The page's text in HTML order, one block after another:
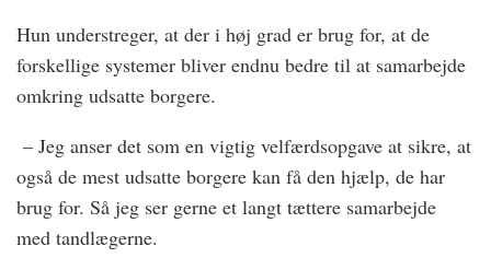
Hun understreger, at der i høj grad er brug for, at de
forskellige systemer bliver endnu bedre til at samarbejde
omkring udsatte borgere.
– Jeg anser det som en vigtig velfærdsopgave at sikre, at
også de mest udsatte borgere kan få den hjælp, de har
brug for. Så jeg ser gerne et langt tættere samarbejde
med tandlægerne.